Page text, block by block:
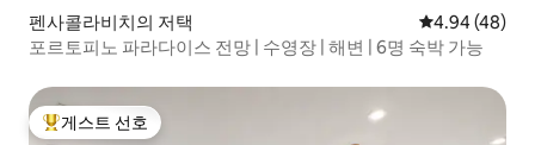
펜사콜라비치의 저택 평점 4.94점(5
4.94 (48)
포르토피노 파라다이스 전망 | 수영장 | 해변 | 6명 숙박 가능
상위 게스트 선호
게스트 선호